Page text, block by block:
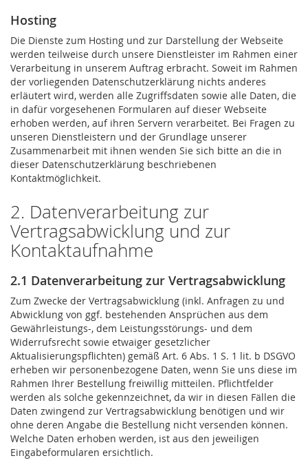
Hosting
Die Dienste zum Hosting und zur Darstellung der Webseite
werden teilweise durch unsere Dienstleister im Rahmen einer
Verarbeitung in unserem Auftrag erbracht. Soweit im Rahmen
der vorliegenden Datenschutzerklärung nichts anderes
erläutert wird, werden alle Zugriffsdaten sowie alle Daten, die
in dafür vorgesehenen Formularen auf dieser Webseite
erhoben werden, auf ihren Servern verarbeitet. Bei Fragen zu
unseren Dienstleistern und der Grundlage unserer
Zusammenarbeit mit ihnen wenden Sie sich bitte an die in
dieser Datenschutzerklärung beschriebenen
Kontaktmöglichkeit.
2. Datenverarbeitung zur
Vertragsabwicklung und zur
Kontaktaufnahme
2.1 Datenverarbeitung zur Vertragsabwicklung
Zum Zwecke der Vertragsabwicklung (inkl. Anfragen zu und
Abwicklung von ggf. bestehenden Ansprüchen aus dem
Gewährleistungs-, dem Leistungsstörungs- und dem
Widerrufsrecht sowie etwaiger gesetzlicher
Aktualisierungspflichten) gemäß Art. 6 Abs. 1 S. 1 lit. b DSGVO
erheben wir personenbezogene Daten, wenn Sie uns diese im
Rahmen Ihrer Bestellung freiwillig mitteilen. Pflichtfelder
werden als solche gekennzeichnet, da wir in diesen Fällen die
Daten zwingend zur Vertragsabwicklung benötigen und wir
ohne deren Angabe die Bestellung nicht versenden können.
Welche Daten erhoben werden, ist aus den jeweiligen
Eingabeformularen ersichtlich.